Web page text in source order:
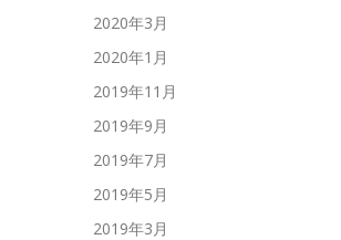
2020年3月
2020年1月
2019年11月
2019年9月
2019年7月
2019年5月
2019年3月